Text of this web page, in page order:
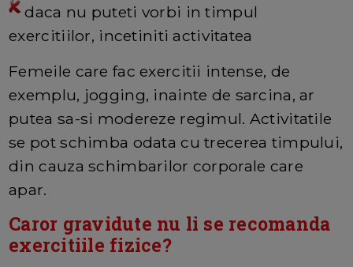
daca nu puteti vorbi in timpul
exercitiilor, incetiniti activitatea
Femeile care fac exercitii intense, de
exemplu, jogging, inainte de sarcina, ar
putea sa-si modereze regimul. Activitatile
se pot schimba odata cu trecerea timpului,
din cauza schimbarilor corporale care
apar.
Caror gravidute nu li se recomanda
exercitiile fizice?